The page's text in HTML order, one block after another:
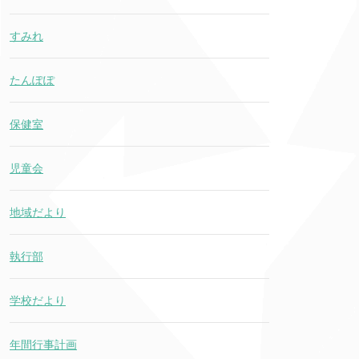
すみれ
たんぽぽ
保健室
児童会
地域だより
執行部
学校だより
年間行事計画